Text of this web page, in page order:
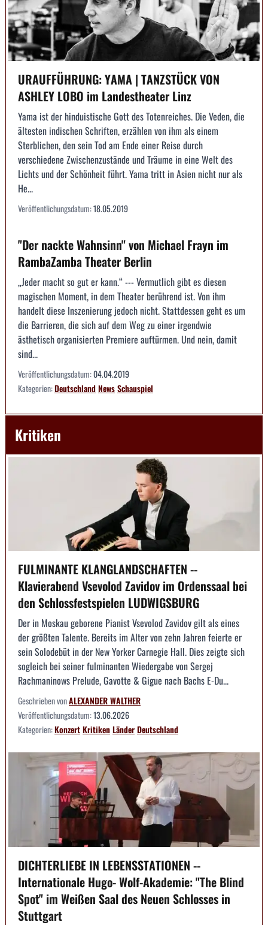
URAUFFÜHRUNG: YAMA | TANZSTÜCK VON
ASHLEY LOBO im Landestheater Linz
Yama ist der hinduistische Gott des Totenreiches. Die Veden, die
ältesten indischen Schriften, erzählen von ihm als einem
Sterblichen, den sein Tod am Ende einer Reise durch
verschiedene Zwischenzustände und Träume in eine Welt des
Lichts und der Schönheit führt. Yama tritt in Asien nicht nur als
He...
Veröffentlichungsdatum:18.05.2019
"Der nackte Wahnsinn" von Michael Frayn im
RambaZamba Theater Berlin
„Jeder macht so gut er kann.“ --- Vermutlich gibt es diesen
magischen Moment, in dem Theater berührend ist. Von ihm
handelt diese Inszenierung jedoch nicht. Stattdessen geht es um
die Barrieren, die sich auf dem Weg zu einer irgendwie
ästhetisch organisierten Premiere auftürmen. Und nein, damit
sind...
Veröffentlichungsdatum:04.04.2019
Kategorien:DeutschlandNewsSchauspiel
Kritiken
FULMINANTE KLANGLANDSCHAFTEN --
Klavierabend Vsevolod Zavidov im Ordenssaal bei
den Schlossfestspielen LUDWIGSBURG
Der in Moskau geborene Pianist Vsevolod Zavidov gilt als eines
der größten Talente. Bereits im Alter von zehn Jahren feierte er
sein Solodebüt in der New Yorker Carnegie Hall. Dies zeigte sich
sogleich bei seiner fulminanten Wiedergabe von Sergej
Rachmaninows Prelude, Gavotte & Gigue nach Bachs E-Du...
Geschrieben vonALEXANDER WALTHER
Veröffentlichungsdatum:13.06.2026
Kategorien:KonzertKritikenLänderDeutschland
DICHTERLIEBE IN LEBENSSTATIONEN --
Internationale Hugo- Wolf-Akademie: "The Blind
Spot" im Weißen Saal des Neuen Schlosses in
Stuttgart